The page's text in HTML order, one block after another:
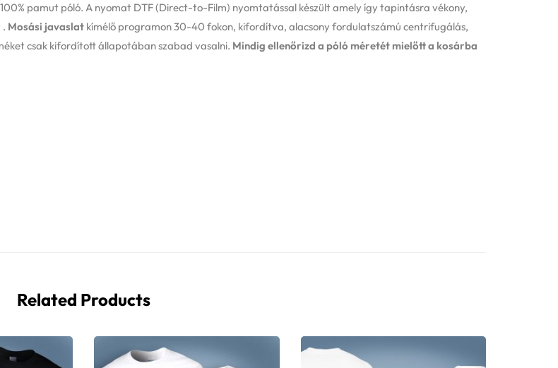
pamut póló. A nyomat DTF (Direct-to-Film) nyomtatással készült amely így tapintásra vékony,
. Mosási javaslat kímélő programon 30-40 fokon, kifordítva, alacsony fordulatszámú centrifugálás,
csak kifordított állapotában szabad vasalni. Mindig ellenőrizd a póló méretét mielőtt a kosárba
Related Products